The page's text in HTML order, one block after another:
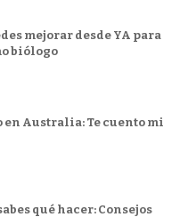
mejorar desde YA para
biólogo
en Australia: Te cuento mi
qué hacer: Consejos